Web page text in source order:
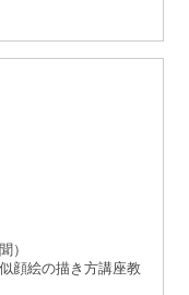
）
顔絵の描き方講座教